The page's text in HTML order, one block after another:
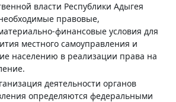
власти Республики Адыгея
правовые,
финансовые условия для
местного самоуправления и
населению в реализации права на
деятельности органов
определяются федеральными